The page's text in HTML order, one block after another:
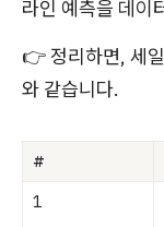
라인 예측을 데이
👉 정리하면, 세
와 같습니다.
#
1